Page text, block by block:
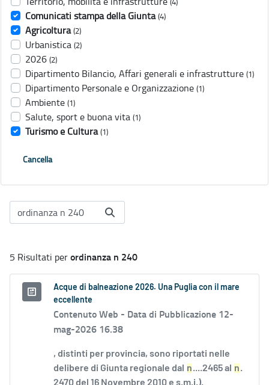
Comunicati stampa della Giunta (4)
Agricoltura (2)
Urbanistica (2)
2026 (2)
Dipartimento Bilancio, Affari generali e infrastrutture (1)
Dipartimento Personale e Organizzazione (1)
Ambiente (1)
Salute, sport e buona vita (1)
Turismo e Cultura (1)
Cancella
5 Risultati perordinanza n 240
Acque di balneazione 2026. Una Puglia con il mare
eccellente
Contenuto Web - Data di Pubblicazione 12-
mag-2026 16.38
, distinti per provincia, sono riportati nelle
delibere di Giunta regionale dal n....2465 al n.
2470 del 16 Novembre 2010 e s.m.i.).